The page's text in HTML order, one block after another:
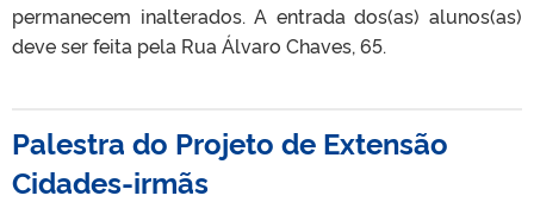
permanecem inalterados. A entrada dos(as) alunos(as)
deve ser feita pela Rua Álvaro Chaves, 65.
Palestra do Projeto de Extensão
Cidades-irmãs